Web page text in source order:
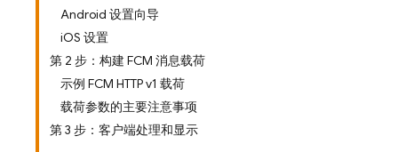
Android 设置向导
iOS 设置
第 2 步：构建 FCM 消息载荷
示例 FCM HTTP v1 载荷
载荷参数的主要注意事项
第 3 步：客户端处理和显示